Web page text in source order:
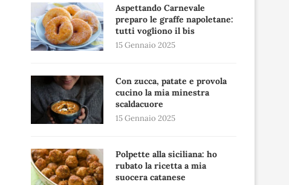
Aspettando Carnevale
preparo le graffe napoletane:
tutti vogliono il bis
15 Gennaio 2025
Con zucca, patate e provola
cucino la mia minestra
scaldacuore
15 Gennaio 2025
Polpette alla siciliana: ho
rubato la ricetta a mia
suocera catanese